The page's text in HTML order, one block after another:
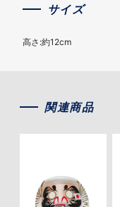
サイズ
高さ:約12cm
関連商品